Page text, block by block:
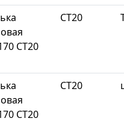
СТ20
СТ20
СТ20
СТ20